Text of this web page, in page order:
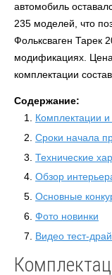
автомобиль
235 моделей, что
Фольксваген Тарек
модификациях.
комплектации
Содержание:
Комплектации
Сроки начала
Технические
Обзор
Основные
Фото новинки
Видео тест-